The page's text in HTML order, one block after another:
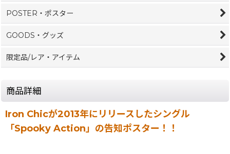
POSTER・ポスター
GOODS・グッズ
限定品/レア・アイテム
商品詳細
Iron Chicが2013年にリリースしたシングル
「Spooky Action」の告知ポスター！！